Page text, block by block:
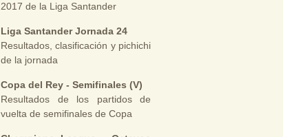
2017 de la Liga Santander
Liga Santander Jornada 24
Resultados, clasificación y pichichi
de la jornada
Copa del Rey - Semifinales (V)
Resultados de los partidos de
vuelta de semifinales de Copa